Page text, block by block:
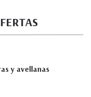
y avellanas